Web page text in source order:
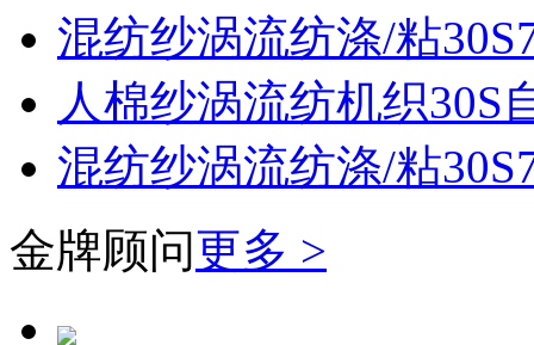
混纺纱涡流纺涤/粘
人棉纱涡流纺机织30S
混纺纱涡流纺涤/粘
金牌顾问更多 >